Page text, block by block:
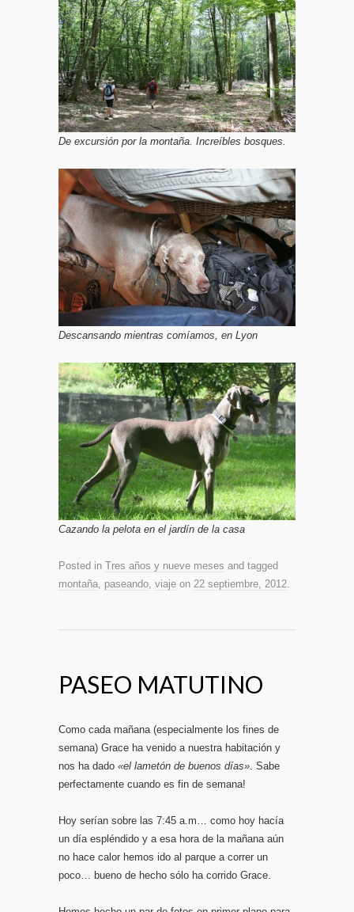
De excursión por la montaña. Increíbles bosques.
Descansando mientras comíamos, en Lyon
Cazando la pelota en el jardín de la casa
Posted in Tres años y nueve meses and tagged
montaña, paseando, viaje on 22 septiembre, 2012.
PASEO MATUTINO
Como cada mañana (especialmente los fines de
semana) Grace ha venido a nuestra habitación y
nos ha dado «el lametón de buenos días». Sabe
perfectamente cuando es fin de semana!
Hoy serían sobre las 7:45 a.m… como hoy hacía
un día espléndido y a esa hora de la mañana aún
no hace calor hemos ido al parque a correr un
poco… bueno de hecho sólo ha corrido Grace.